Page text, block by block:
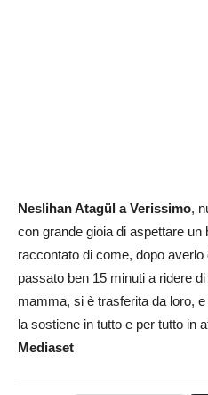
Neslihan Atagül a Verissimo,
con grande gioia di aspettare un
raccontato di come, dopo
passato ben 15 minuti a ridere
mamma, si è trasferita da loro,
la sostiene in tutto e per tutto in
Mediaset